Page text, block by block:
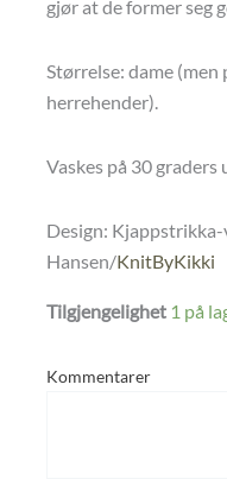
gjør at de former seg
Størrelse: dame (men
herrehender).
Vaskes på 30 graders
Design:
Hansen/KnitByKikki
Tilgjengelighet 1 på
Kommentarer